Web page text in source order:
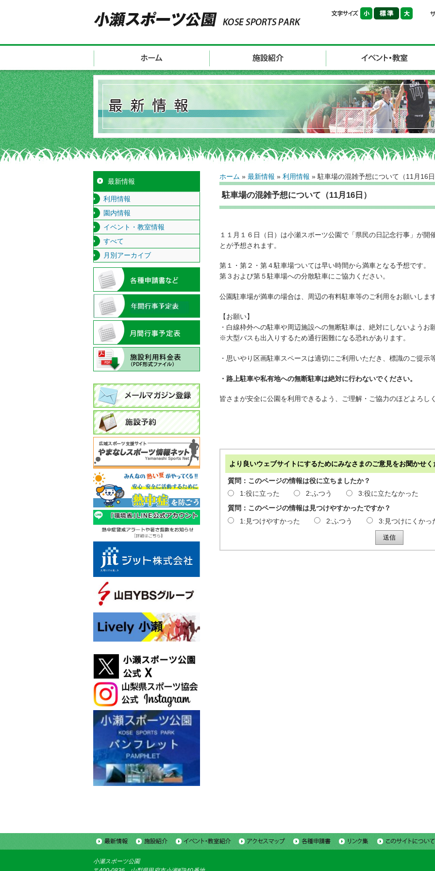
ホーム » 最新情報 » 利用情報 » 駐車場の混雑予想について（11月16日
駐車場の混雑予想について（11月16日）
１１月１６日（日）は小瀬スポーツ公園で「県民の日記念行事」が開
とが予想されます。
第１・第２・第４駐車場ついては早い時間から満車となる予想です。
第３および第５駐車場への分散駐車にご協力ください。
公園駐車場が満車の場合は、周辺の有料駐車等のご利用をお願いします
【お願い】
・白線枠外への駐車や周辺施設への無断駐車は、絶対にしないようお
※大型バスも出入りするため通行困難になる恐れがあります。
・思いやり区画駐車スペースは適切にご利用いただき、標識のご提示
・路上駐車や私有地への無断駐車は絶対に行わないでください。
皆さまが安全に公園を利用できるよう、ご理解・ご協力のほどよろし
より良いウェブサイトにするためにみなさまのご意見をお聞かせく
質問：このページの情報は役に立ちましたか？
1:役に立った
2:ふつう
3:役に立たなかった
質問：このページの情報は見つけやすかったですか？
1:見つけやすかった
2:ふつう 3:見つけにくかっ
最新情報
利用情報
園内情報
イベント・教室情報
すべて
月別アーカイブ
小瀬スポーツ公園